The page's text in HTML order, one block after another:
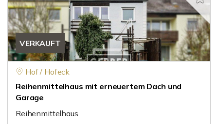
VERKAUFT
Hof / Hofeck
Reihenmittelhaus mit erneuertem Dach und
Garage
Reihenmittelhaus